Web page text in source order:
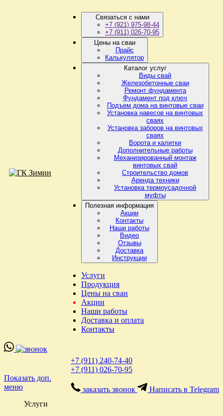
Связаться с нами
+7 (921) 975-98-44
+7 (911) 026-70-95
Цены на сваи
Прайс
Калькулятор
Каталог услуг
Виды свай
Железобетонные сваи
Ремонт фундамента
Фундамент под ключ
Подъем дома на винтовые сваи
Установка навесов на винтовых
сваях
Установка заборов на винтовых
сваях
Ворота и калитки
Дополнительные работы
Механизированный монтаж
винтовых свай
Строительство домов
Аренда техники
Установка термоусадочной
муфты
Полезная информация
Акции
Контакты
Наши работы
Видео
Отзывы
Доставка
Инструкции
Услуги
Продукция
Цены на сваи
Акции
Наши работы
Доставка и оплата
Контакты
+7 (911) 240-74-40
+7 (911) 026-70-95
заказать звонок Написать в Telegram
Показать доп.
меню
Услуги